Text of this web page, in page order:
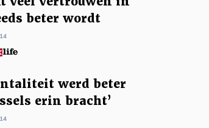
beter wordt
werd beter
erin bracht’